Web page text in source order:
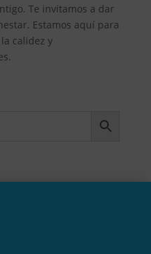
Te invitamos a dar
Estamos aquí para
calidez y